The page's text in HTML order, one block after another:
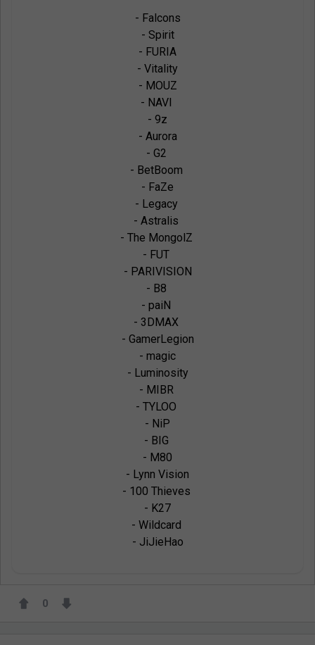
- Falcons
- Spirit
- FURIA
- Vitality
- MOUZ
- NAVI
- 9z
- Aurora
- G2
- BetBoom
- FaZe
- Legacy
- Astralis
- The MongolZ
- FUT
- PARIVISION
- B8
- paiN
- 3DMAX
- GamerLegion
- magic
- Luminosity
- MIBR
- TYLOO
- NiP
- BIG
- M80
- Lynn Vision
- 100 Thieves
- K27
- Wildcard
- JiJieHao
0